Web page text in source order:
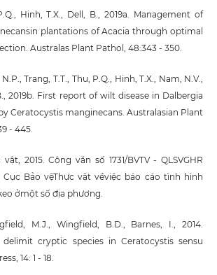
Hinh, T.X., Dell, B., 2019a. Management of
plantations of Acacia through optimal
Australas Plant Pathol, 48:343 - 350.
Trang, T.T., Thu, P.Q., Hinh, T.X., Nam, N.V.,
2019b. First report of wilt disease in Dalbergia
Ceratocystis manginecans. Australasian Plant
- 445.
2015. Công văn số 1731/BVTV - QLSVGHR
Cục Bảo vệThực vật vềviệc báo cáo tình hình
ởmột số địa phương.
M.J., Wingfield, B.D., Barnes, I., 2014.
delimit cryptic species in Ceratocystis sensu
14: 1 - 18.